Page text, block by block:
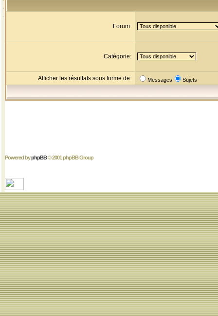
Forum:
Catégorie:
Afficher les résultats sous forme de: Messages Sujets
Powered byphpBB© 2001 phpBB Group